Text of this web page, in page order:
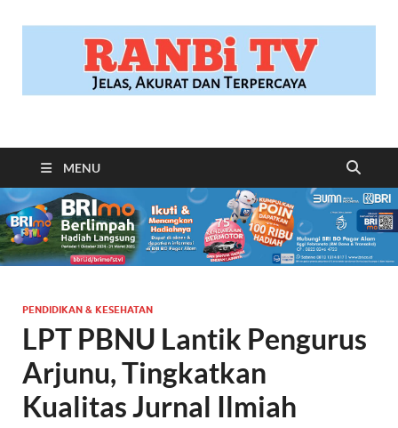
RANBITV.COM
MENU
PENDIDIKAN & KESEHATAN
LPT PBNU Lantik Pengurus
Arjunu, Tingkatkan
Kualitas Jurnal Ilmiah